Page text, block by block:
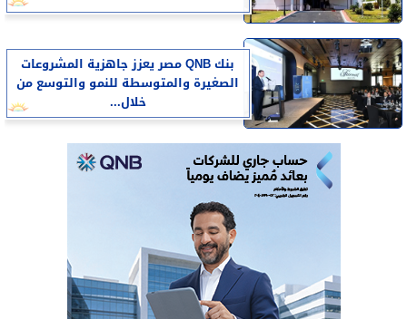
بنك QNB مصر يعزز جاهزية المشروعات
الصغيرة والمتوسطة للنمو والتوسع من
خلال...